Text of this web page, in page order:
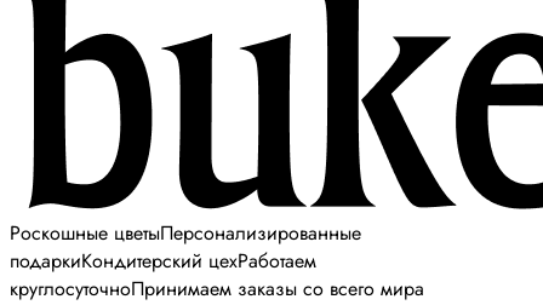
Роскошные цветыПерсонализированные
подаркиКондитерский цехРаботаем
круглосуточноПринимаем заказы со всего мира